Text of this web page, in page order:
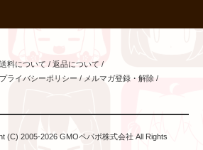
料について / 返品について /
プライバシーポリシー / メルマガ登録・解除 /
(C) 2005-2026 GMOペパボ株式会社 All Rights